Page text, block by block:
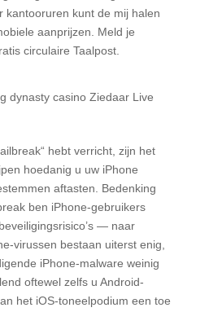
kantooruren kunt de mij halen
aanprijzen. Meld je
circulaire Taalpost.
hebt verricht, zijn het
hoedanig u uw iPhone
aftasten. Bedenking
ben iPhone-gebruikers
— naar
virussen bestaan uiterst enig,
iPhone-malware weinig
oftewel zelfs u Android-
het iOS-toneelpodium een toe